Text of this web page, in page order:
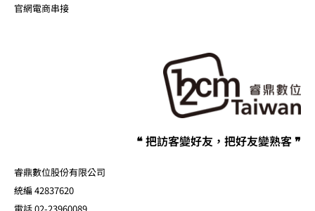
官網電商串接
❝ 把訪客變好友，把好友變熟客 ❞
睿鼎數位股份有限公司
統編 42837620